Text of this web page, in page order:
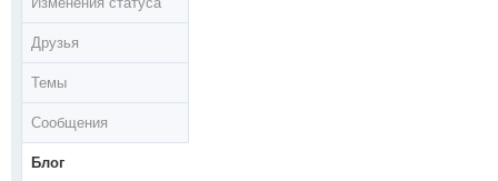
Друзья
Темы
Сообщения
Блог